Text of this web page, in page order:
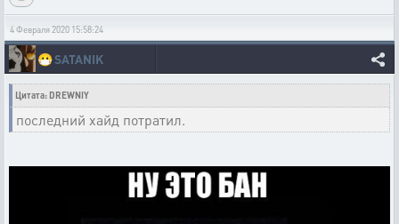
4 Февраля 2020 15:58:24
😷SATANIK
Цитата: DREWNIY
последний хайд потратил.